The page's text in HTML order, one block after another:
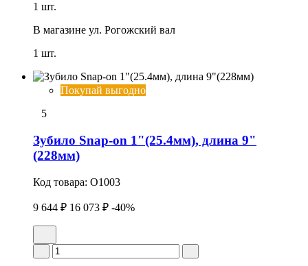
1 шт.
В магазине ул. Рогожский вал
1 шт.
Покупай выгодно
5
Зубило Snap-on 1"(25.4мм), длина 9"
(228мм)
Код товара: O1003
9 644 ₽ 16 073 ₽ -40%